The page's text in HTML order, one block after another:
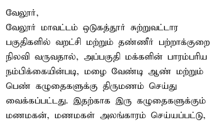
வேலூர்,
வேலூர் மாவட்டம் ஒடுகத்தூர் சுற்றுவட்டார
பகுதிகளில் வறட்சி மற்றும் தண்ணீர் பற்றாக்குறை
நிலவி வருவதால், அப்பகுதி மக்களின் பாரம்பரிய
நம்பிக்கையின்படி, மழை வேண்டி ஆண் மற்றும்
பெண் கழுதைகளுக்கு திருமணம் செய்து
வைக்கப்பட்டது. இதற்காக இரு கழுதைகளுக்கும்
மணமகன், மணமகள் அலங்காரம் செய்யப்பட்டு,